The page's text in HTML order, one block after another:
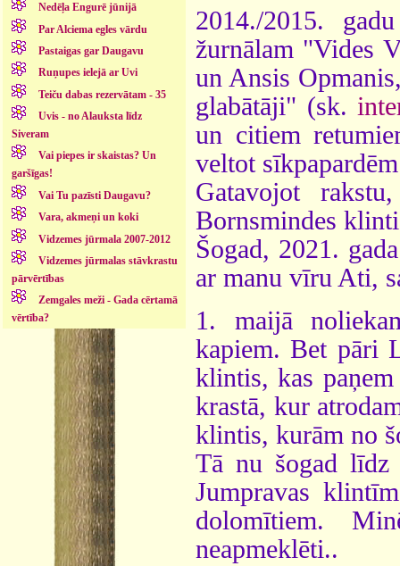
Nedēļa Engurē jūnijā
Par Alciema egles vārdu
Pastaigas gar Daugavu
Ruņupes ielejā ar Uvi
Teiču dabas rezervātam - 35
Uvis - no Alauksta līdz
Siveram
Vai piepes ir skaistas? Un
garšīgas!
Vai Tu pazīsti Daugavu?
Vara, akmeņi un koki
Vidzemes jūrmala 2007-2012
Vidzemes jūrmalas stāvkrastu
pārvērtības
Zemgales meži - Gada cērtamā
vērtība?
2014./2015.
žurnālam "Vides
un Ansis
glabātāji" (sk.
un citiem
veltot
Gatavojot
Bornsmindes
Šogad, 2021.
ar manu vīru Ati,
1. maijā
kapiem. Bet pāri
klintis, kas
krastā, kur
klintis, kurām no
Tā nu šogad līdz
Jumpravas
dolomītiem.
neapmeklēti..